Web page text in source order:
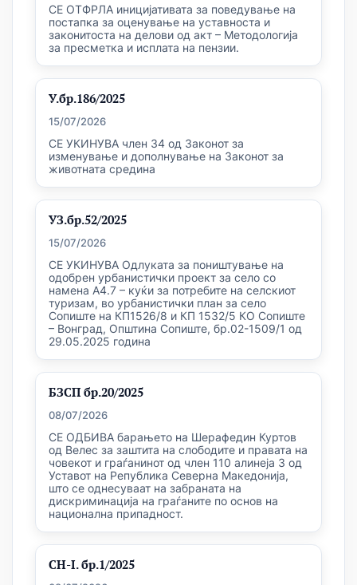
СЕ ОТФРЛА иницијативата за поведување на
постапка за оценување на уставноста и
законитоста на делови од акт – Методологија
за пресметка и исплата на пензии.
У.бр.186/2025
15/07/2026
СЕ УКИНУВА член 34 од Законот за
изменување и дополнување на Законот за
животната средина
УЗ.бр.52/2025
15/07/2026
СЕ УКИНУВА Одлуката за поништување на
одобрен урбанистички проект за село со
намена А4.7 – куќи за потребите на селскиот
туризам, во урбанистички план за село
Сопиште на КП1526/8 и КП 1532/5 КО Сопиште
– Вонград, Општина Сопиште, бр.02-1509/1 од
29.05.2025 година
БЗСП бр.20/2025
08/07/2026
СЕ ОДБИВА барањето на Шерафедин Куртов
од Велес за заштита на слободите и правата на
човекот и граѓанинот од член 110 алинеја 3 од
Уставот на Република Северна Македонија,
што се однесуваат на забраната на
дискриминација на граѓаните по основ на
национална припадност.
СН-I. бр.1/2025